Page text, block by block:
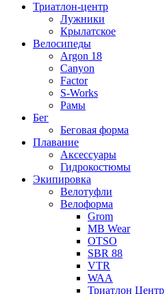
Триатлон-центр
Лужники
Крылатское
Велосипеды
Argon 18
Canyon
Factor
S-Works
Рамы
Бег
Беговая форма
Плавание
Аксессуары
Гидрокостюмы
Экипировка
Велотуфли
Велоформа
Grom
MB Wear
OTSO
SBR 88
VTR
WAA
Триатлон Центр